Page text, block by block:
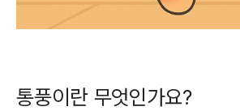
통풍이란 무엇인가요?